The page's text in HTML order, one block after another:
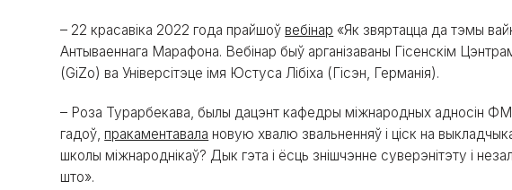
– 22 красавіка 2022 года прайшоўвебінар «Як звяртацца да тэмы
Антываеннага Марафона. Вебінар быў арганізаваны Гісенскім
(GiZo) ва Універсітэце імя Юстуса Лібіха (Гісэн, Германія).
– Роза Турарбекава, былы дацэнт кафедры міжнародных адносін
гадоў,пракаментавала новую хвалю звальненняў і ціск на
школы міжнароднікаў? Дык гэта і ёсць знішчэнне суверэнітэту і
што».